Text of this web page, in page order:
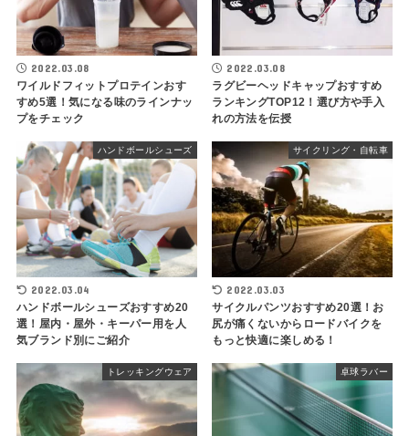
2022.03.08
ワイルドフィットプロテインおす
すめ5選！気になる味のラインナッ
プをチェック
2022.03.08
ラグビーヘッドキャップおすすめ
ランキングTOP12！選び方や手入
れの方法を伝授
ハンドボールシューズ
2022.03.04
ハンドボールシューズおすすめ20
選！屋内・屋外・キーパー用を人
気ブランド別にご紹介
サイクリング・自転車
2022.03.03
サイクルパンツおすすめ20選！お
尻が痛くないからロードバイクを
もっと快適に楽しめる！
トレッキングウェア 卓球ラバー